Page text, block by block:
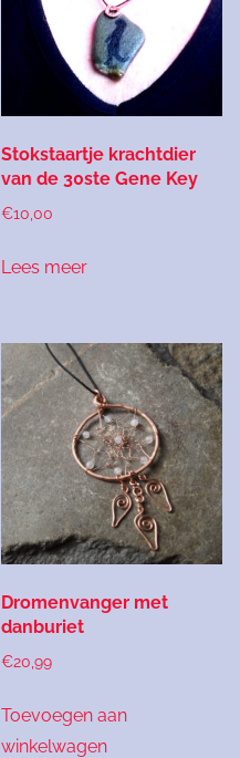
Stokstaartje krachtdier
van de 30ste Gene Key
€10,00
Lees meer
Dromenvanger met
danburiet
€20,99
Toevoegen aan
winkelwagen